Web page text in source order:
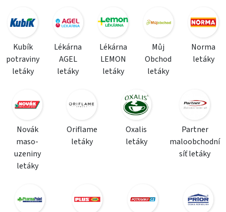
Kubík
potraviny
letáky
Lékárna
AGEL
letáky
Lékárna
LEMON
letáky
Můj
Obchod
letáky
Norma
letáky
Novák
maso-
uzeniny
letáky
Oriflame
letáky
Oxalis
letáky
Partner
maloobchodní
síť letáky